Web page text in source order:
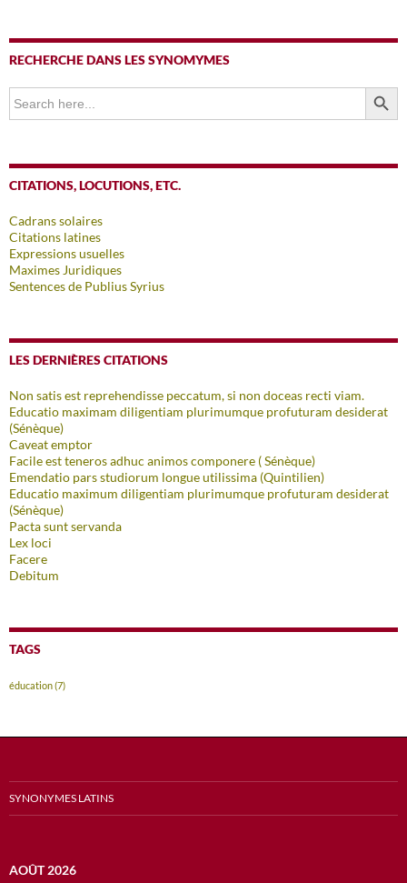
RECHERCHE DANS LES SYNOMYMES
Search
for:
SEARCH
CITATIONS, LOCUTIONS, ETC.
Cadrans solaires
Citations latines
Expressions usuelles
Maximes Juridiques
Sentences de Publius Syrius
LES DERNIÈRES CITATIONS
Non satis est reprehendisse peccatum, si non doceas recti viam.
Educatio maximam diligentiam plurimumque profuturam desiderat
(Sénèque)
Caveat emptor
Facile est teneros adhuc animos componere ( Sénèque)
Emendatio pars studiorum longue utilissima (Quintilien)
Educatio maximum diligentiam plurimumque profuturam desiderat
(Sénèque)
Pacta sunt servanda
Lex loci
Facere
Debitum
TAGS
éducation(7)
SYNONYMES LATINS
AOÛT 2026